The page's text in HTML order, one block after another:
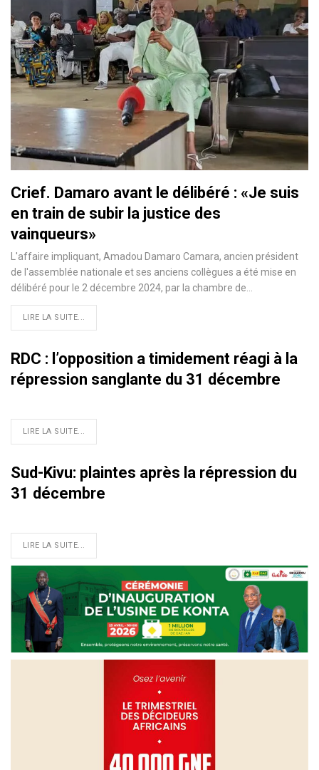
Crief. Damaro avant le délibéré : «Je suis
en train de subir la justice des
vainqueurs»
L'affaire impliquant, Amadou Damaro Camara, ancien président
de l'assemblée nationale et ses anciens collègues a été mise en
délibéré pour le 2 décembre 2024, par la chambre de…
LIRE LA SUITE...
RDC : l’opposition a timidement réagi à la
répression sanglante du 31 décembre
LIRE LA SUITE...
Sud-Kivu: plaintes après la répression du
31 décembre
LIRE LA SUITE...